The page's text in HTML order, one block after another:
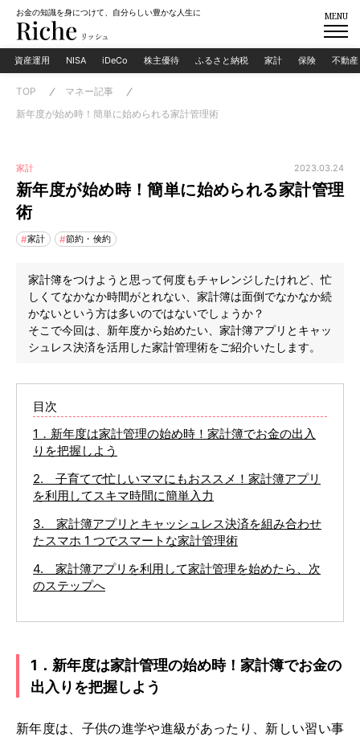
お金の知識を身につけて、自分らしい豊かな人生に MENU
資産運用 NISA iDeCo 株主優待 ふるさと納税 家計 保険 不動産
TOP
マネー記事
新年度が始め時！簡単に始められる家計管理術
家計 2023.03.24
新年度が始め時！簡単に始められる家計管理
術
家計 節約・倹約
家計簿をつけようと思って何度もチャレンジしたけれど、忙
しくてなかなか時間がとれない、家計簿は面倒でなかなか続
かないという方は多いのではないでしょうか？
そこで今回は、新年度から始めたい、家計簿アプリとキャッ
シュレス決済を活用した家計管理術をご紹介いたします。
目次
1．新年度は家計管理の始め時！家計簿でお金の出入
りを把握しよう
2. 子育てで忙しいママにもおススメ！家計簿アプリ
を利用してスキマ時間に簡単入力
3. 家計簿アプリとキャッシュレス決済を組み合わせ
たスマホ 1 つでスマートな家計管理術
4. 家計簿アプリを利用して家計管理を始めたら、次
のステップへ
1．新年度は家計管理の始め時！家計簿でお金の
出入りを把握しよう
新年度は、子供の進学や進級があったり、新しい習い事